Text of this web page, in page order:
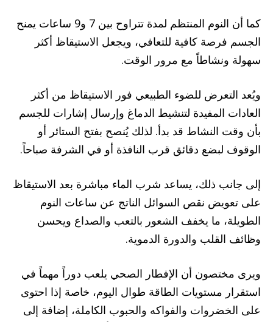
كما أن النوم المنتظم لمدة تتراوح بين 7 و9 ساعات يمنح
الجسم فرصة كافية للتعافي، ويجعل الاستيقاظ أكثر
سهولة ونشاطاً مع مرور الوقت.
ويُعد التعرض للضوء الطبيعي فور الاستيقاظ من أكثر
العادات المفيدة لتنشيط الدماغ وإرسال إشارات للجسم
بأن وقت النشاط قد بدأ. لذلك يُنصح بفتح الستائر أو
الوقوف لبضع دقائق قرب النافذة أو في الشرفة صباحاً.
إلى جانب ذلك، يساعد شرب الماء مباشرة بعد الاستيقاظ
على تعويض نقص السوائل الناتج عن ساعات النوم
الطويلة، ما يخفف الشعور بالتعب والصداع ويحسن
وظائف القلب والدورة الدموية.
ويرى مختصون أن الإفطار الصحي يلعب دوراً مهماً في
استقرار مستويات الطاقة طوال اليوم، خاصة إذا احتوى
على الخضروات والفواكه والحبوب الكاملة، إضافة إلى